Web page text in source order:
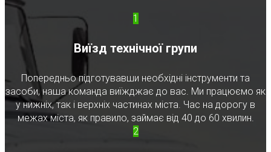
1
Виїзд технічної групи
Попередньо підготувавши необхідні інструменти та
засоби, наша команда виїжджає до вас. Ми працюємо як
у нижніх, так і верхніх частинах міста. Час на дорогу в
межах міста, як правило, займає від 40 до 60 хвилин.
2